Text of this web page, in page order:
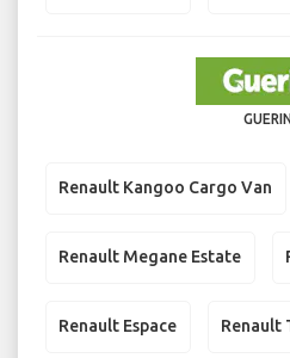
Renault Kangoo Cargo Van
Renault Megane Estate
Renault Espace Renault